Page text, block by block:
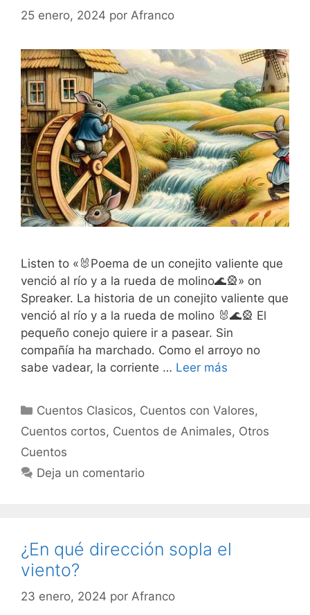
25 enero, 2024 por Afranco
Listen to «🐰Poema de un conejito valiente que
venció al río y a la rueda de molino🌊🎡» on
Spreaker. La historia de un conejito valiente que
venció al río y a la rueda de molino 🐰🌊🎡 El
pequeño conejo quiere ir a pasear. Sin
compañía ha marchado. Como el arroyo no
sabe vadear, la corriente … Leer más
Categorías
Cuentos Clasicos, Cuentos con Valores,
Cuentos cortos, Cuentos de Animales, Otros
Cuentos
Deja un comentario
¿En qué dirección sopla el
viento?
23 enero, 2024 por Afranco